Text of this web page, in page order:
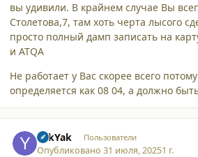
вы удивили. В крайнем случае Вы
Столетова,7, там хоть черта лысого
просто полный дамп записать на
и ATQA
Не работает у Вас скорее всего
определяется как 08 04, а должно
YakYak Пользователи
Опубликовано31 июля, 20251 г.